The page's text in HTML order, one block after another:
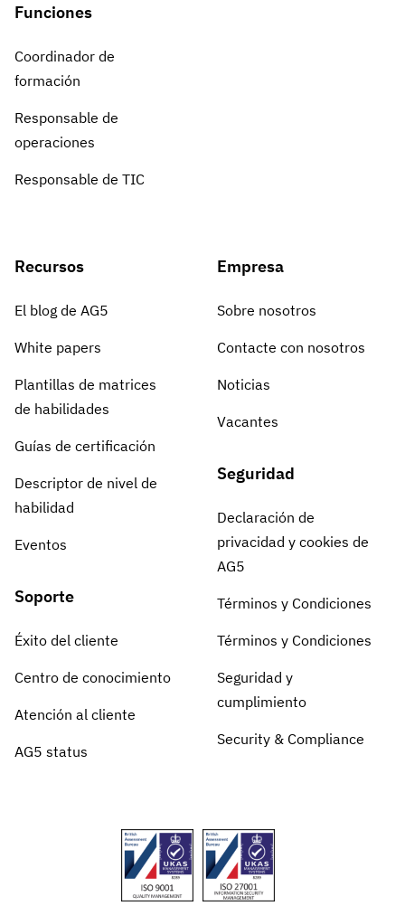
Funciones
Coordinador de
formación
Responsable de
operaciones
Responsable de TIC
Recursos
El blog de AG5
White papers
Plantillas de matrices
de habilidades
Guías de certificación
Descriptor de nivel de
habilidad
Eventos
Soporte
Éxito del cliente
Centro de conocimiento
Atención al cliente
AG5 status
Empresa
Sobre nosotros
Contacte con nosotros
Noticias
Vacantes
Seguridad
Declaración de
privacidad y cookies de
AG5
Términos y Condiciones
Términos y Condiciones
Seguridad y
cumplimiento
Security & Compliance